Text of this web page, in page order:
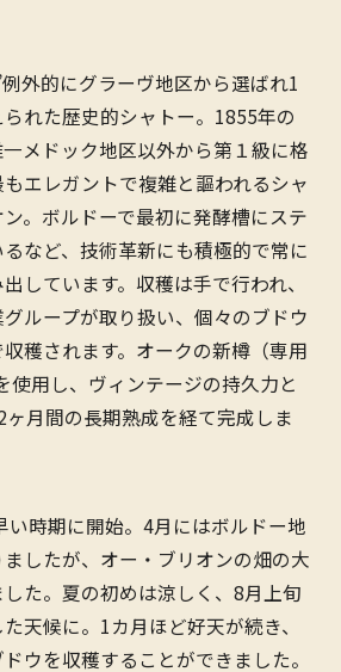
外的にグラーヴ地区から選ばれ1
れた歴史的シャトー。1855年の
メドック地区以外から第１級に格
エレガントで複雑と謳われるシャ
。ボルドーで最初に発酵槽にステ
など、技術革新にも積極的で常に
しています。収穫は手で行われ、
ループが取り扱い、個々のブドウ
穫されます。オークの新樽（専用
使用し、ヴィンテージの持久力と
月間の長期熟成を経て完成しま
い時期に開始。4月にはボルドー地
したが、オー・ブリオンの畑の大
た。夏の初めは涼しく、8月上旬
天候に。1カ月ほど好天が続き、
ウを収穫することができました。